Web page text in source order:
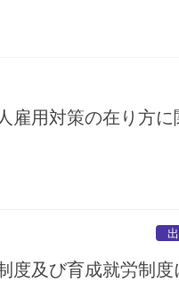
用対策の在り方に
度及び育成就労制度